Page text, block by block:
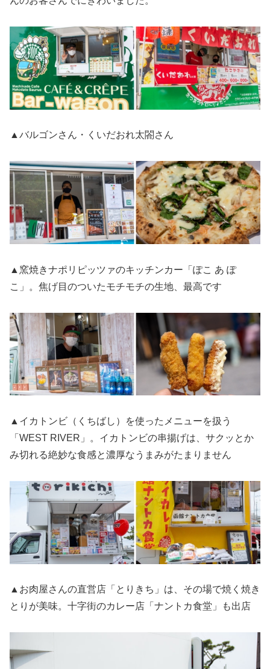
▲バルゴンさん・くいだおれ太閤さん
▲窯焼きナポリピッツァのキッチンカー「ぽこ あ ぽ
こ」。焦げ目のついたモチモチの生地、最高です
▲イカトンビ（くちばし）を使ったメニューを扱う
「WEST RIVER」。イカトンビの串揚げは、サクッとか
み切れる絶妙な食感と濃厚なうまみがたまりません
▲お肉屋さんの直営店「とりきち」は、その場で焼く焼き
とりが美味。十字街のカレー店「ナントカ食堂」も出店